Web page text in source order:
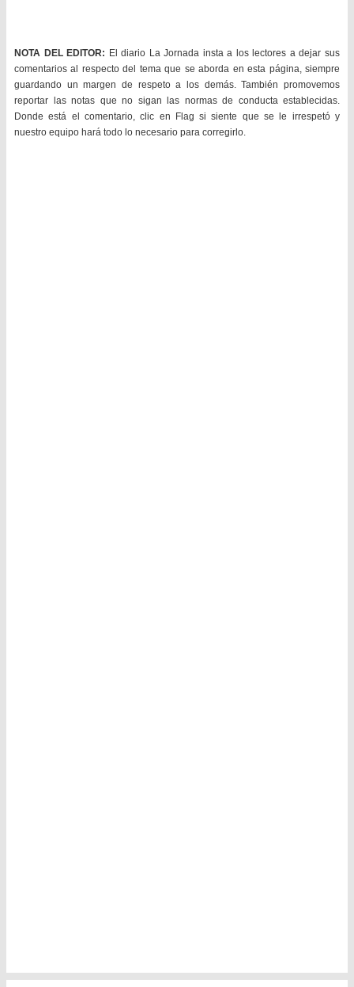
NOTA DEL EDITOR: El diario La Jornada insta a los lectores a dejar sus
comentarios al respecto del tema que se aborda en esta página, siempre
guardando un margen de respeto a los demás. También promovemos
reportar las notas que no sigan las normas de conducta establecidas.
Donde está el comentario, clic en Flag si siente que se le irrespetó y
nuestro equipo hará todo lo necesario para corregirlo.